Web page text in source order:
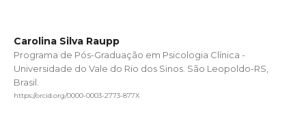
Carolina Silva Raupp
Programa de Pós-Graduação em Psicologia Clínica -
Universidade do Vale do Rio dos Sinos. São Leopoldo-RS,
Brasil.
https://orcid.org/0000-0003-2773-877X